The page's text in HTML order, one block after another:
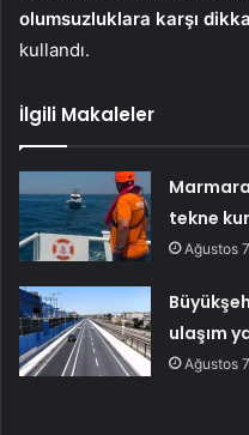
olumsuzluklara karşı
kullandı.
İlgili Makaleler
tekne
Ağustos
ulaşım
Ağustos